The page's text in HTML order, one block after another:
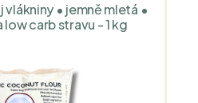
• jemně mletá •
carb stravu - 1 kg